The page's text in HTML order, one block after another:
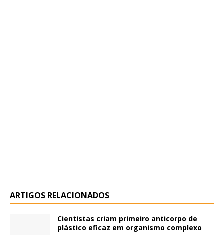
ARTIGOS RELACIONADOS
Cientistas criam primeiro anticorpo de
plástico eficaz em organismo complexo